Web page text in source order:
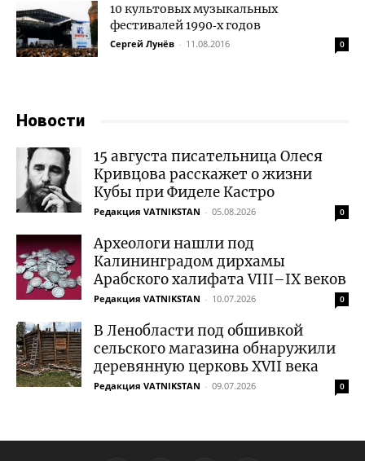
10 культовых музыкальных
фестивалей 1990‑х годов
Сергей Лунёв - 11.08.2016 0
Новости
15 августа писательница Олеся
Кривцова расскажет о жизни
Кубы при Фиделе Кастро
Редакция VATNIKSTAN - 05.08.2026 0
Археологи нашли под
Калининградом дирхамы
Арабского халифата VIII–IX веков
Редакция VATNIKSTAN - 10.07.2026 0
В Ленобласти под обшивкой
сельского магазина обнаружили
деревянную церковь XVII века
Редакция VATNIKSTAN - 09.07.2026 0